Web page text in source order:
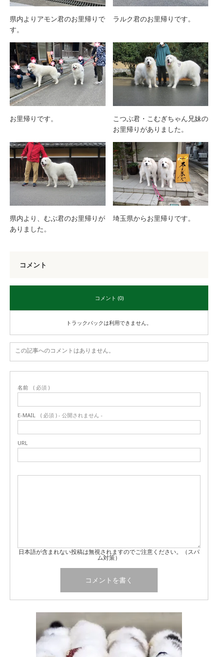
県内よりアモン君のお里帰りで
す。
ラルク君のお里帰りです。
お里帰りです。
こつぶ君・こむぎちゃん兄妹の
お里帰りがありました。
県内より、むぶ君のお里帰りが
ありました。
埼玉県からお里帰りです。
コメント
コメント (0)
トラックバックは利用できません。
この記事へのコメントはありません。
名前 ( 必須 )
E-MAIL ( 必須 ) - 公開されません -
URL
日本語が含まれない投稿は無視されますのでご注意ください。（スパ
ム対策）